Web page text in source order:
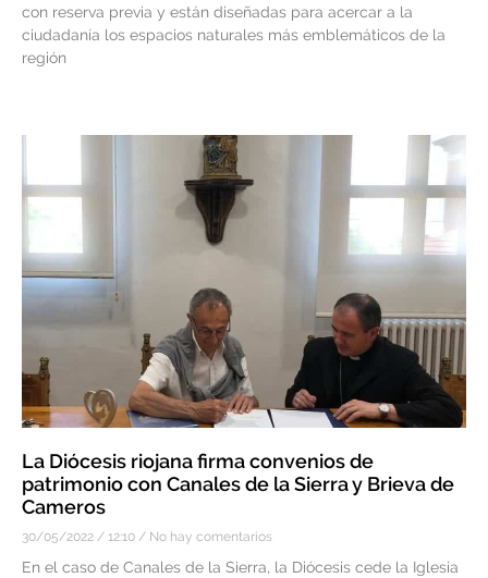
con reserva previa y están diseñadas para acercar a la
ciudadanía los espacios naturales más emblemáticos de la
región
La Diócesis riojana firma convenios de
patrimonio con Canales de la Sierra y Brieva de
Cameros
30/05/2022 12:10 No hay comentarios
En el caso de Canales de la Sierra, la Diócesis cede la Iglesia